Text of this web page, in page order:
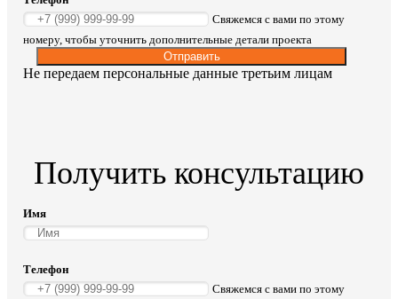
Свяжемся с вами по этому
номеру, чтобы уточнить дополнительные детали проекта
Отправить
Не передаем персональные данные третьим лицам
Получить консультацию
Имя
Телефон
Свяжемся с вами по этому